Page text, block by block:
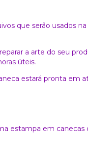
que serão usados
a arte do seu
úteis.
estará pronta em
estampa em